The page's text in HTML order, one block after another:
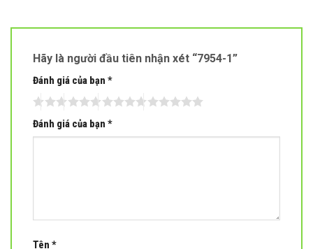
Hãy là người đầu tiên nhận xét “7954-1”
Đánh giá của bạn *
Đánh giá của bạn *
Tên *